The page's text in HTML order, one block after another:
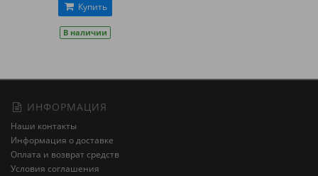
Купить
В наличии
ИНФОРМАЦИЯ
Наши контакты
Информация о доставке
Оплата и возврат средств
Условия соглашения